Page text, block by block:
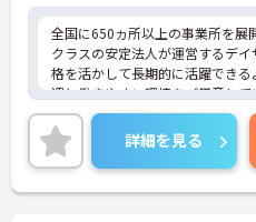
全国に650ヵ所以上の事業所を展
クラスの安定法人が運営するデ
格を活かして長期的に活躍できる
遇と働きやすい環境をご用意し
力は夜勤なしの日勤のみで年間
り確保できる点にあります。毎月
ッシュ休暇を利用して連休の取得
た、子育てサポート企業として
取得しており、こども休暇や充
詳細を見る